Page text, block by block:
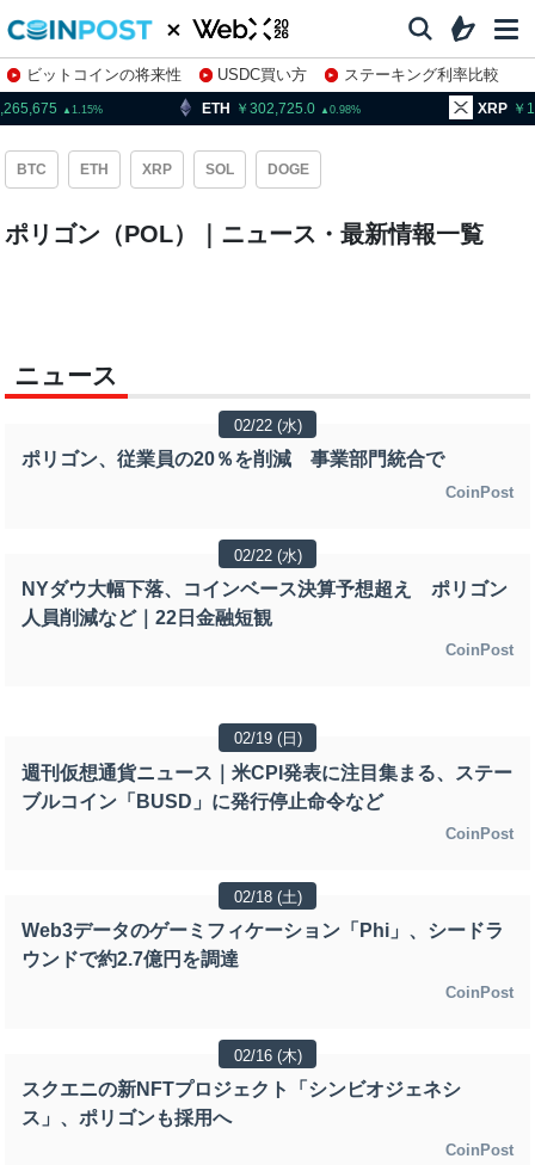
ビットコインの将来性 USDC買い方
ステーキング利率比較
株特集・関連銘柄
1.15 ETH 302,725.0 0.98 XRP
BTC ETH XRP SOL DOGE
ポリゴン（POL）｜ニュース・最新情報一覧
ニュース
02/22 (水)
ポリゴン、従業員の20％を削減 事業部門統合で
CoinPost
02/22 (水)
NYダウ大幅下落、コインベース決算予想超え ポリゴン
人員削減など｜22日金融短観
CoinPost
02/19 (日)
週刊仮想通貨ニュース｜米CPI発表に注目集まる、ステー
ブルコイン「BUSD」に発行停止命令など
CoinPost
02/18 (土)
Web3データのゲーミフィケーション「Phi」、シードラ
ウンドで約2.7億円を調達
CoinPost
02/16 (木)
スクエニの新NFTプロジェクト「シンビオジェネシ
ス」、ポリゴンも採用へ
CoinPost